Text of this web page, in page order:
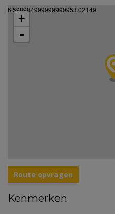
6.598984999999999953.02149
+
-
Route opvragen
Kenmerken